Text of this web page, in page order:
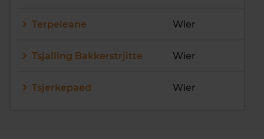
Terpeleane Wier
Tsjalling Bakkerstrjitte Wier
Tsjerkepaed Wier